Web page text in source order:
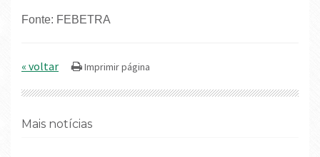
Fonte: FEBETRA
« voltar
Mais notícias